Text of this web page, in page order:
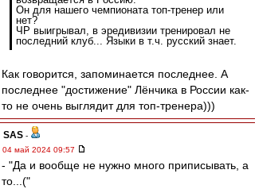
Он для нашего чемпионата топ-тренер или
нет?
ЧР выигрывал, в эредивизии тренировал не
последний клуб... Языки в т.ч. русский знает.
Как говорится, запоминается последнее. А
последнее "достижение" Лёнчика в России как-
то не очень выглядит для топ-тренера)))
SAS -
04 май 2024 09:57
- "Да и вообще не нужно много приписывать, а
то...("